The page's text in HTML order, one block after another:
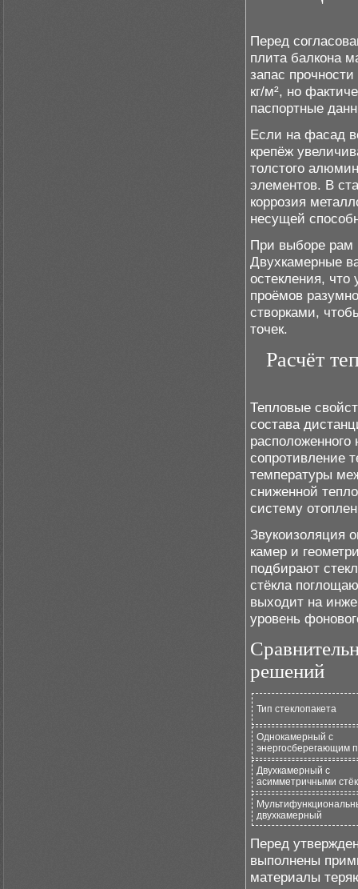
Перед
плита балкона
запас
кг/м², но
паспортные
Если на фасад
крепёж
толстого
элементов. В
коррозия
несущей
При выборе рам
Двухкамерные
остекления, что
проёмов
створками,
точек.
Расчёт
Тепловые
состава
сопротивление
температуры
сниженной
систему
Звукоизоляция
камер и
подбирают
стёкла
выходит на
уровень
решений
Тип стеклопакета
Однокамерный с
энергосберегающим
Двухкамерный с
асимметричными
двухкамерный
Перед
выполнены
материалы